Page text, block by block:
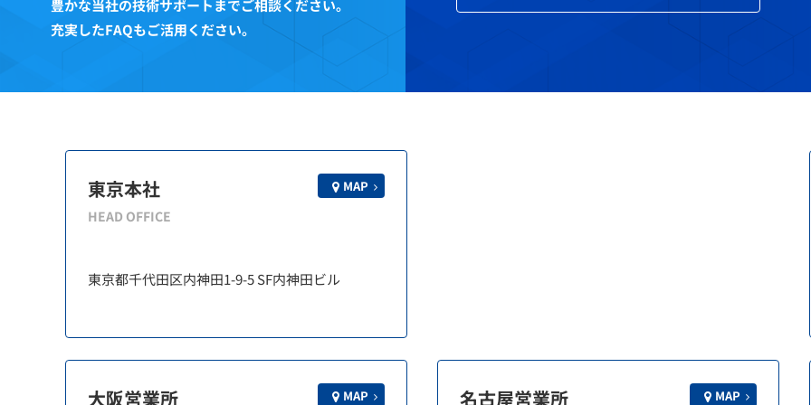
豊かな当社の技術サポートまでご相談ください。
充実したFAQもご活用ください。
東京本社
HEAD OFFICE
MAP
東京都千代田区内神田1-9-5 SF内神田ビル
大阪営業所 MAP 名古屋営業所 MAP